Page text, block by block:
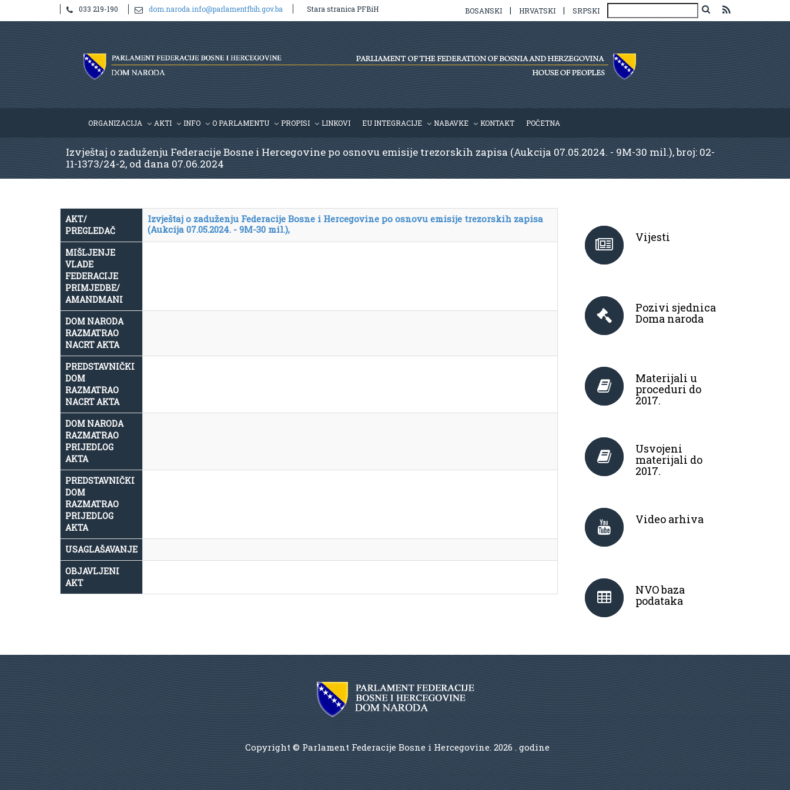
033 219-190 dom.naroda.info@parlamentfbih.gov.ba Stara stranica PFBiH BOSANSKI | HRVATSKI | SRPSKI
ORGANIZACIJA AKTI INFO O PARLAMENTU PROPISI LINKOVI EU INTEGRACIJE NABAVKE KONTAKT POČETNA
Izvještaj o zaduženju Federacije Bosne i Hercegovine po osnovu emisije trezorskih zapisa (Aukcija 07.05.2024. - 9M-30 mil.), broj: 02-
11-1373/24-2, od dana 07.06.2024
AKT/
PREGLEDAČ
Izvještaj o zaduženju Federacije Bosne i Hercegovine po osnovu emisije trezorskih zapisa
(Aukcija 07.05.2024. - 9M-30 mil.),
MIŠLJENJE
VLADE
FEDERACIJE
PRIMJEDBE/
AMANDMANI
DOM NARODA
RAZMATRAO
NACRT AKTA
PREDSTAVNIČKI
DOM
RAZMATRAO
NACRT AKTA
DOM NARODA
RAZMATRAO
PRIJEDLOG
AKTA
PREDSTAVNIČKI
DOM
RAZMATRAO
PRIJEDLOG
AKTA
USAGLAŠAVANJE
OBJAVLJENI
AKT
Vijesti
Pozivi sjednica
Doma naroda
Materijali u
proceduri do
2017.
Usvojeni
materijali do
2017.
Video arhiva
NVO baza
podataka
Copyright © Parlament Federacije Bosne i Hercegovine. 2026 . godine